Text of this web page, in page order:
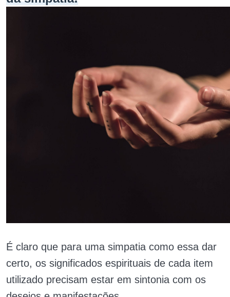
É claro que para uma simpatia como essa dar
certo, os significados espirituais de cada item
utilizado precisam estar em sintonia com os